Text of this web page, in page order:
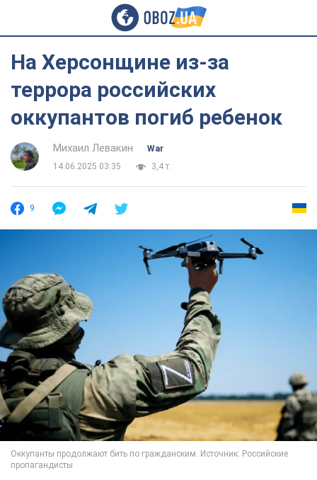
На Херсонщине из-за
террора российских
оккупантов погиб ребенок
Михаил Левакин
War
14.06.2025 03:35
3,4 т.
9